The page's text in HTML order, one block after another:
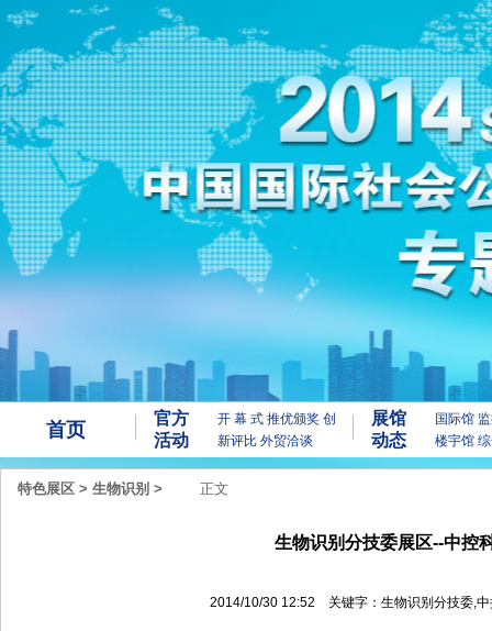
首页
官方
活动
开 幕 式 推优颁奖 创
新评比 外贸洽谈
展馆
动态
国际馆
楼宇馆
特色展区 > 生物识别 > 正文
生物识别分技委展区--中控
2014/10/30 12:52 关键字：生物识别分技委,